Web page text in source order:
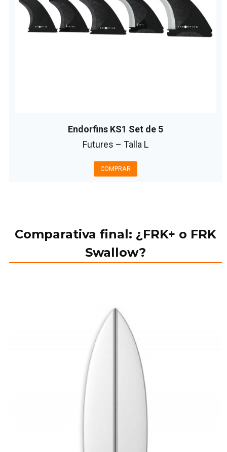
Endorfins KS1 Set de 5
Futures – Talla L
COMPRAR
Comparativa final: ¿FRK+ o FRK
Swallow?